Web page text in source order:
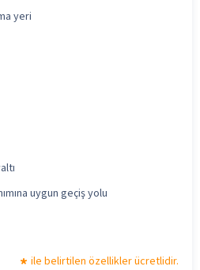
yeri
uygun geçiş yolu
ile belirtilen özellikler ücretlidir.